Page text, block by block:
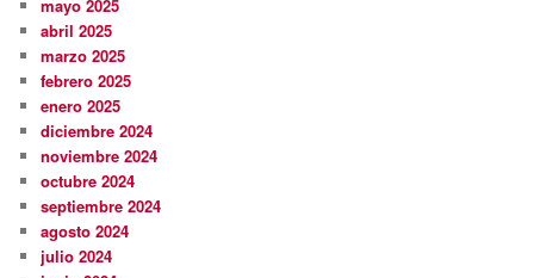
mayo 2025
abril 2025
marzo 2025
febrero 2025
enero 2025
diciembre 2024
noviembre 2024
octubre 2024
septiembre 2024
agosto 2024
julio 2024